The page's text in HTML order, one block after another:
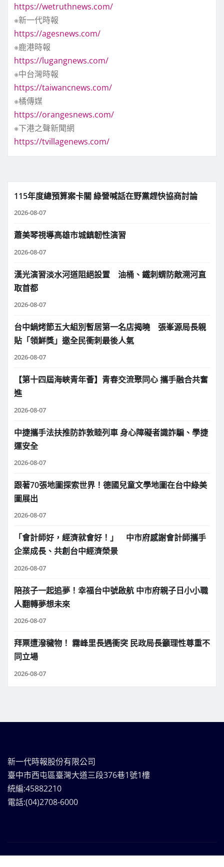
https://wetruthnews.com/
※新一代時報
https://agesnews.com/
※鹿港時報
https://lugangnews.com/
※中台灣時報
https://taiwancnews.com/
※橘傳媒
https://orangesnews.com/
※下港之聲新聞網
https://tvillagenews.com/
115年度總預算案卡關 綠營喊話在野黨趕快協商討論
2026-08-07
蕭美琴視導高雄市城鎮韌性演習
2026-08-07
漢光演習淡水河道阻絕設置 油桶、鐵刺蝟防敵溯河直
取首都
2026-08-07
台中鍋烤節五大組別暫居第一名店揭曉 張峯源局長親
貼「領鮮獎」邀全民衝刺最後人氣
2026-08-07
【第十四屆海峽青年薈】青春交流聚同心 攜手融合共奮
進
2026-08-07
中捷攜手法扶推防詐敦睦列車 身心障礙者識詐騙、學捷
運安全
2026-08-07
跟著70張地圖探索世界！德國兒童文學地圖在台中綠美
圖展出
2026-08-07
「會計師好，經濟就會好！」 中市府感謝會計師攜手
企業成長、共創台中經濟榮景
2026-08-07
陪孩子一起追夢！幸福台中號啟航 中市府親子日小小職
人翻轉夢想未來
2026-08-07
拜票遭潑穢物！ 霧峰里長遇衝突 民政局長籲理性尊重不
同立場
2026-08-07
新一代時報股份有限公司
臺中市西屯區臺灣大道三段376巷1號1樓
統編:45882210
電話:(04)2708-6000